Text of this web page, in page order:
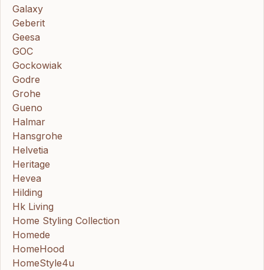
Galaxy
Geberit
Geesa
GOC
Gockowiak
Godre
Grohe
Gueno
Halmar
Hansgrohe
Helvetia
Heritage
Hevea
Hilding
Hk Living
Home Styling Collection
Homede
HomeHood
HomeStyle4u